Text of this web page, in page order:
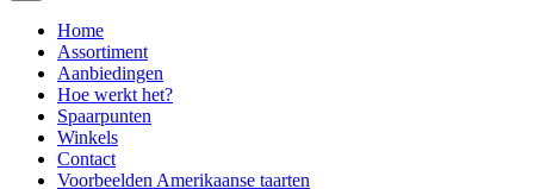
Home
Assortiment
Aanbiedingen
Hoe werkt het?
Spaarpunten
Winkels
Contact
Voorbeelden Amerikaanse taarten